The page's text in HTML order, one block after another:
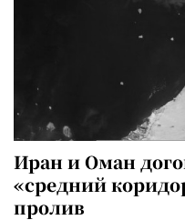
Иран и Оман
«средний
пролив